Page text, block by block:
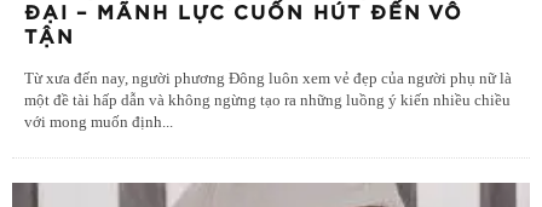
ĐẠI – MÃNH LỰC CUỐN HÚT ĐẾN VÔ
TẬN
Từ xưa đến nay, người phương Đông luôn xem vẻ đẹp của người phụ nữ là
một đề tài hấp dẫn và không ngừng tạo ra những luồng ý kiến nhiều chiều
với mong muốn định...